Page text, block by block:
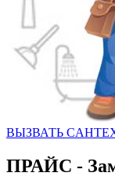
ВЫЗВАТЬ
ПРАЙС -